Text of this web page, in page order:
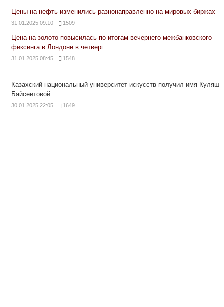
Цены на нефть изменились разнонаправленно на мировых биржах
31.01.2025 09:10 1509
Цена на золото повысилась по итогам вечернего межбанковского
фиксинга в Лондоне в четверг
31.01.2025 08:45 1548
Казахский национальный университет искусств получил имя Куляш
Байсеитовой
30.01.2025 22:05 1649